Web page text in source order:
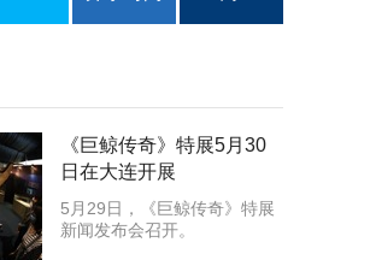
《巨鲸传奇》特展5月30
日在大连开展
5月29日，《巨鲸传奇》特展
新闻发布会召开。